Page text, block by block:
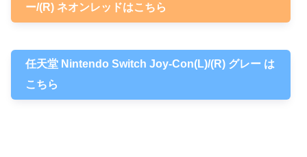
ー/(R) ネオンレッドはこちら
任天堂 Nintendo Switch Joy-Con(L)/(R) グレー は
こちら